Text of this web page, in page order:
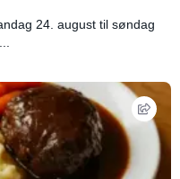
24. august til søndag